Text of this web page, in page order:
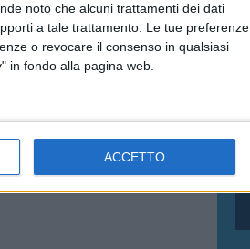
noto che alcuni trattamenti dei dati
a tale trattamento. Le tue preferenze
o revocare il consenso in qualsiasi
in fondo alla pagina web.
ACCETTO